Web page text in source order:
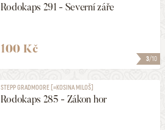
3/10
Rodokaps 291 - Severní záře
100 Kč
STEPP GRADMOORE [=KOSINA MILOŠ]
Rodokaps 285 - Zákon hor